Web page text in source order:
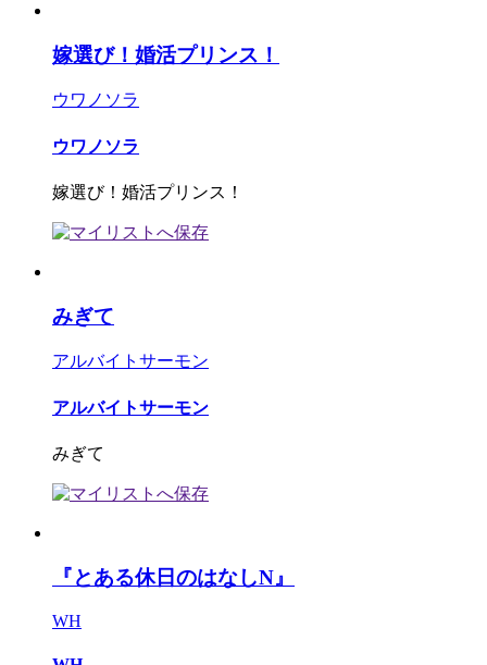
嫁選び！婚活プリンス！
ウワノソラ
ウワノソラ
嫁選び！婚活プリンス！
みぎて
アルバイトサーモン
アルバイトサーモン
みぎて
『とある休日のはなしN』
WH